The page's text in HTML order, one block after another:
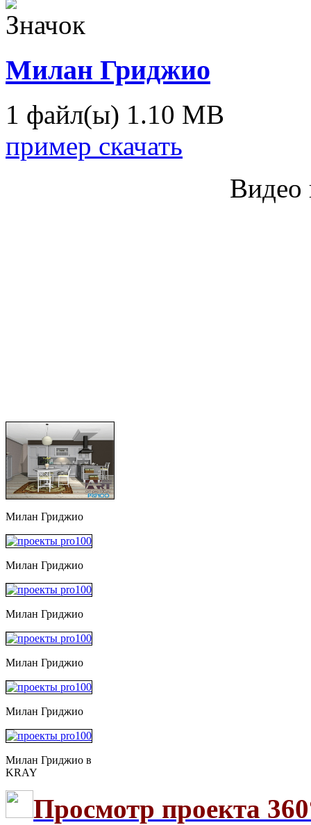
Милан Гриджио
1 файл(ы) 1.10 MB
пример скачать
Видео
Милан Гриджио
Милан Гриджио
Милан Гриджио
Милан Гриджио
Милан Гриджио
Милан Гриджио в
KRAY
Просмотр проекта